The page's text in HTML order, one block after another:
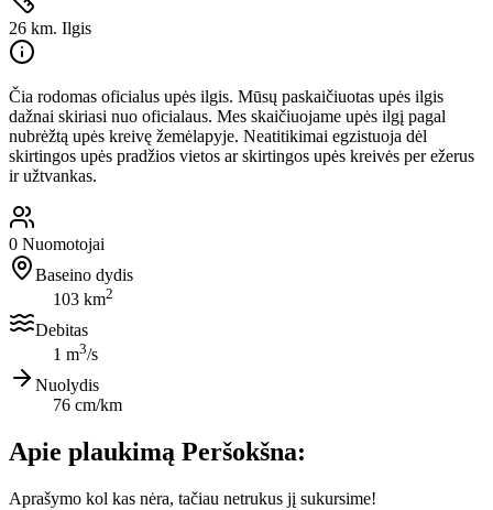
26 km. Ilgis
Čia rodomas oficialus upės ilgis. Mūsų paskaičiuotas upės ilgis
dažnai skiriasi nuo oficialaus. Mes skaičiuojame upės ilgį pagal
nubrėžtą upės kreivę žemėlapyje. Neatitikimai egzistuoja dėl
skirtingos upės pradžios vietos ar skirtingos upės kreivės per ežerus
ir užtvankas.
0 Nuomotojai
Baseino dydis
103 km2
Debitas
1 m3/s
Nuolydis
76 cm/km
Apie plaukimą Peršokšna:
Aprašymo kol kas nėra, tačiau netrukus jį sukursime!